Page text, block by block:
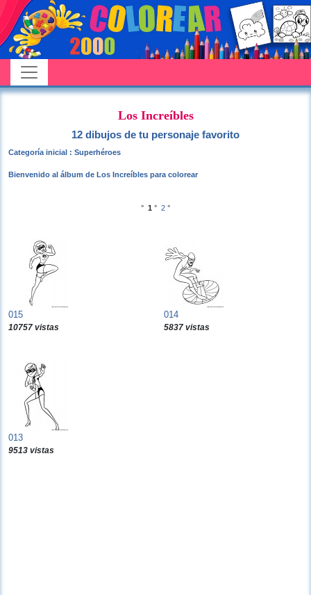
Los Increíbles
12 dibujos de tu personaje favorito
Categoría inicial : Superhéroes
Bienvenido al álbum de Los Increíbles para colorear
° 1 ° 2 °
015
10757 vistas
014
5837 vistas
013
9513 vistas